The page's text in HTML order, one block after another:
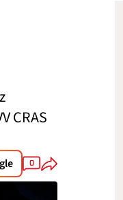
CRAS
0